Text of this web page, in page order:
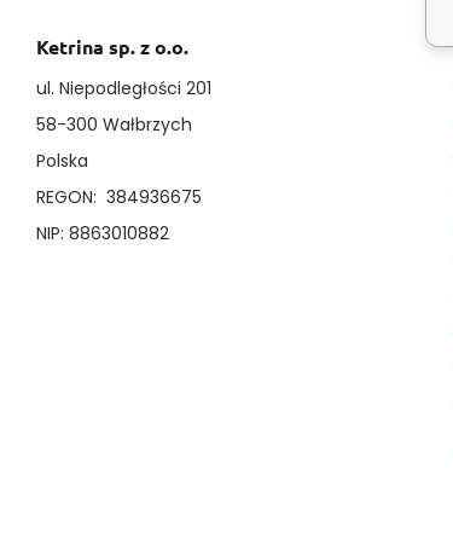
Ketrina sp. z o.o.
ul. Niepodległości 201
58-300 Wałbrzych
Polska
REGON: 384936675
NIP: 8863010882